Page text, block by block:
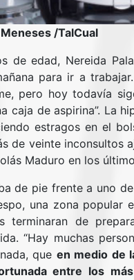
/TalCual
de edad, Nereida
para ir a
pero hoy todavía
caja de aspirina”. La
estragos en el
de veinte inconsultos
Maduro en los
de pie frente a uno
una zona popular
terminaran de
“Hay muchas
que en medio de
entre los